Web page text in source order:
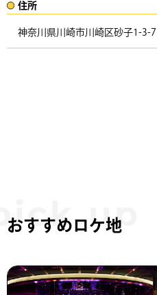
住所​​
神奈川県川崎市川崎区砂子1-3-7
おすすめロケ地